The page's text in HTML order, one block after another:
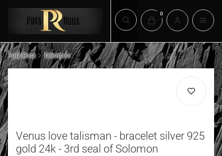
Open search engine
Products in the cart: 0.
Puta Roca Talismans
Venus love talisman - bracelet silver 925
gold 24k - 3rd seal of Solomon